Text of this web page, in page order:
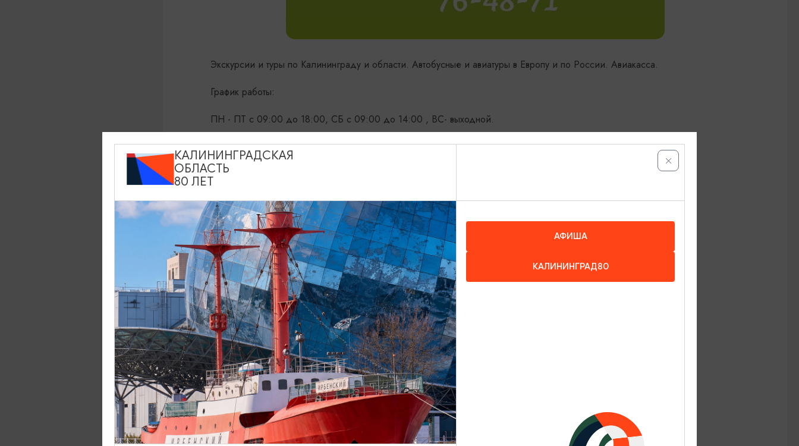
Экскурсии и туры по Калининграду и области. Автобусные и авиатуры в Европу и по России. Авиакасса.
График работы:
ПН - ПТ с 09:00 до 18:00, CБ с 09:00 до 14:00 , ВС- выходной.
САЙТ
E-MAIL zeltourist@mail.ru
АДРЕС Зеленоградск, ул.Московская, 34-А
ИМЯ РУКОВОДИТЕЛЯ Сусликова Наталья Владимировна
ОСНОВНЫЕ НАПРАВЛЕНИЯ
ДЕЯТЕЛЬНОСТИ
экскурсии, въездной туризм
ТЕЛЕФОН 8 (40150) 3-15-33; 8-981-476-48-71, 8(40150) 3-10-92
ПРЕДЛОЖИТЬ ИНФОРМАЦИЮ
загрузка карты...
КАЛИНИНГРАДСКАЯ
ОБЛАСТЬ
80 ЛЕТ
АФИША
КАЛИНИНГРАД80